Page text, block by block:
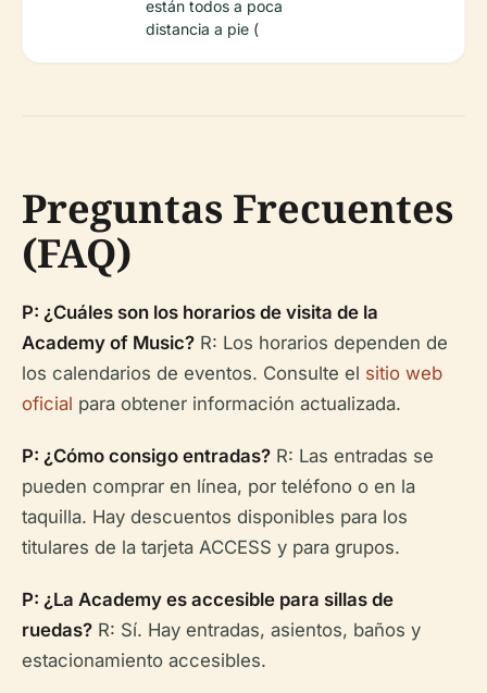
están todos a poca
distancia a pie (
Preguntas Frecuentes
(FAQ)
P: ¿Cuáles son los horarios de visita de la
Academy of Music? R: Los horarios dependen de
los calendarios de eventos. Consulte el sitio web
oficial para obtener información actualizada.
P: ¿Cómo consigo entradas? R: Las entradas se
pueden comprar en línea, por teléfono o en la
taquilla. Hay descuentos disponibles para los
titulares de la tarjeta ACCESS y para grupos.
P: ¿La Academy es accesible para sillas de
ruedas? R: Sí. Hay entradas, asientos, baños y
estacionamiento accesibles.